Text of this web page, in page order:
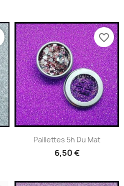
Paillettes 5h Du Mat
6,50 €
favorite_border